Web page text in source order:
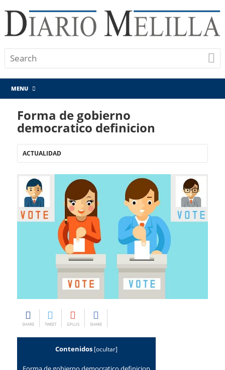
MENU
Forma de gobierno
democratico definicion
ACTUALIDAD
SHARE TWEET GPLUS SHARE
Contenidos [ocultar]